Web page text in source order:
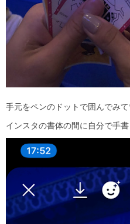
手元をペンのドットで囲んでみて
インスタの書体の間に自分で手